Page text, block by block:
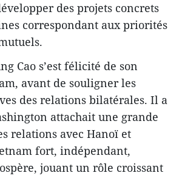
des projets concrets
correspondant aux priorités
Cao s’est félicité de son
avant de souligner les
des relations bilatérales. Il a
attachait une grande
relations avec Hanoï et
fort, indépendant,
jouant un rôle croissant